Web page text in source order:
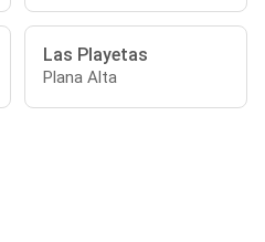
Las Playetas
Plana Alta